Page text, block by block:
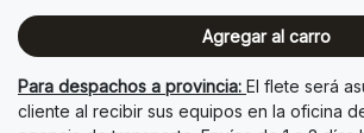
Agregar al carro
Para despachos a provincia: El flete será
cliente al recibir sus equipos en la oficina